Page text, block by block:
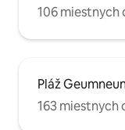
106 miestnych
Pláž
163 miestnych